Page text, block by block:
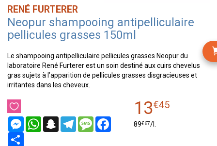
RENÉ FURTERER
Neopur shampooing antipelliculaire
pellicules grasses 150ml
Le shampooing antipelliculaire pellicules grasses Neopur du
laboratoire René Furterer est un soin destiné aux cuirs chevelus
gras sujets à l’apparition de pellicules grasses disgracieuses et
irritantes dans les cheveux.
MessengerWhatsAppSnapchatTelegramMessageFacebook
13€45
89€67/